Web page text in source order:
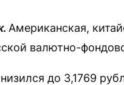
. Американская,
валютно-
до 3,1769